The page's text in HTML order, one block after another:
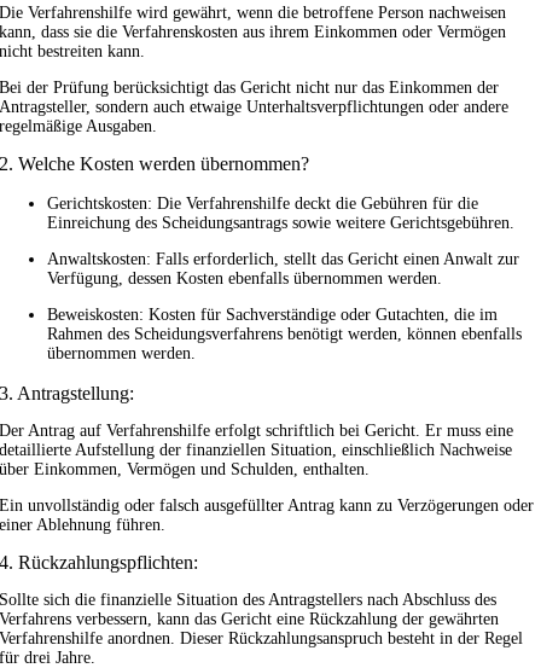
Die Verfahrenshilfe wird gewährt, wenn die betroffene Person nachweisen
kann, dass sie die Verfahrenskosten aus ihrem Einkommen oder Vermögen
nicht bestreiten kann.
Bei der Prüfung berücksichtigt das Gericht nicht nur das Einkommen der
Antragsteller, sondern auch etwaige Unterhaltsverpflichtungen oder andere
regelmäßige Ausgaben.
2. Welche Kosten werden übernommen?
Gerichtskosten: Die Verfahrenshilfe deckt die Gebühren für die
Einreichung des Scheidungsantrags sowie weitere Gerichtsgebühren.
Anwaltskosten: Falls erforderlich, stellt das Gericht einen Anwalt zur
Verfügung, dessen Kosten ebenfalls übernommen werden.
Beweiskosten: Kosten für Sachverständige oder Gutachten, die im
Rahmen des Scheidungsverfahrens benötigt werden, können ebenfalls
übernommen werden.
3. Antragstellung:
Der Antrag auf Verfahrenshilfe erfolgt schriftlich bei Gericht. Er muss eine
detaillierte Aufstellung der finanziellen Situation, einschließlich Nachweise
über Einkommen, Vermögen und Schulden, enthalten.
Ein unvollständig oder falsch ausgefüllter Antrag kann zu Verzögerungen oder
einer Ablehnung führen.
4. Rückzahlungspflichten:
Sollte sich die finanzielle Situation des Antragstellers nach Abschluss des
Verfahrens verbessern, kann das Gericht eine Rückzahlung der gewährten
Verfahrenshilfe anordnen. Dieser Rückzahlungsanspruch besteht in der Regel
für drei Jahre.